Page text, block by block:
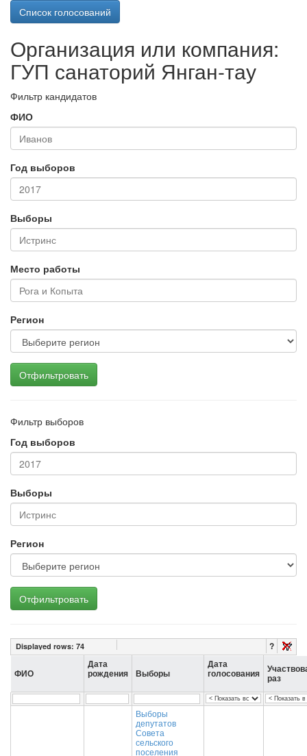
Список голосований
Организация или компания:
ГУП санаторий Янган-тау
Фильтр кандидатов
ФИО
Год выборов
Выборы
Место работы
Регион
Отфильтровать
Фильтр выборов
Год выборов
Выборы
Регион
Отфильтровать
Displayed rows: 74 ?
ФИО
Дата
рождения
Выборы
Дата
голосования
раз
Выборы
депутатов
Совета
сельского
поселения